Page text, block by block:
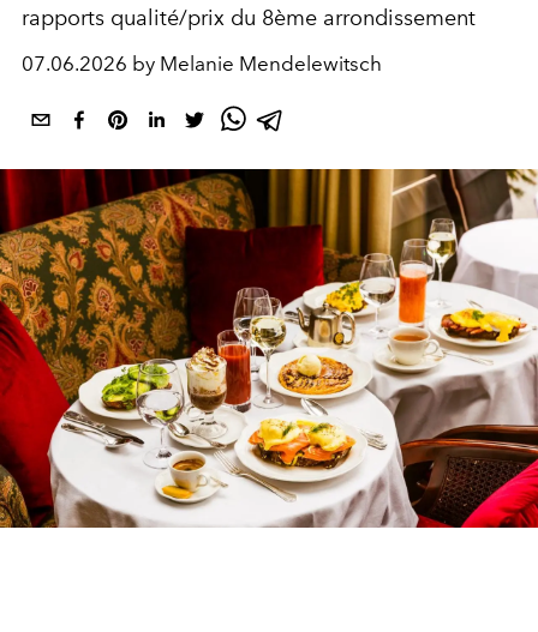
rapports qualité/prix du 8ème arrondissement
07.06.2026 by Melanie Mendelewitsch